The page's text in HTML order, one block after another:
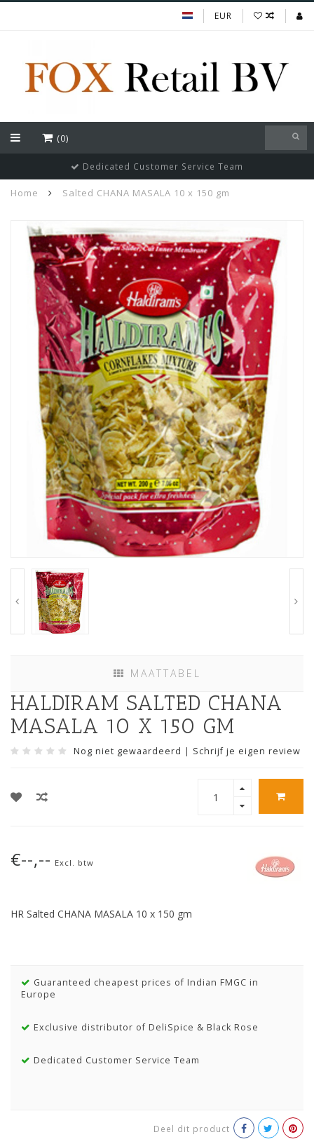
EUR
(0)
Dedicated Customer Service Team
Home Salted CHANA MASALA 10 x 150 gm
MAATTABEL
HALDIRAM SALTED CHANA
MASALA 10 X 150 GM
Nog niet gewaardeerd | Schrijf je eigen review
€--,-- Excl. btw
HR Salted CHANA MASALA 10 x 150 gm
Guaranteed cheapest prices of Indian FMGC in
Europe
Exclusive distributor of DeliSpice & Black Rose
Dedicated Customer Service Team
Deel dit product